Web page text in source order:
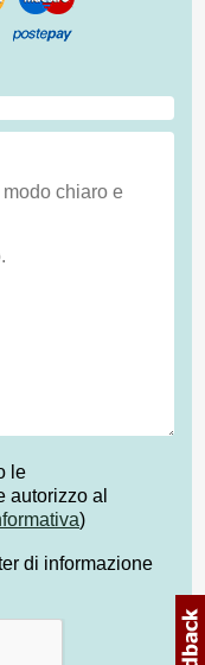
le
autorizzo al
)
di informazione